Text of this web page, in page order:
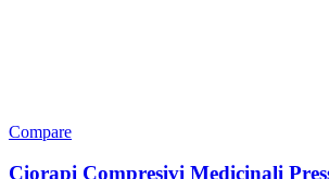
Compare
Ciorapi Compresivi Medicinali